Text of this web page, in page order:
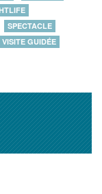
SPECTACLE
VISITE GUIDÉE